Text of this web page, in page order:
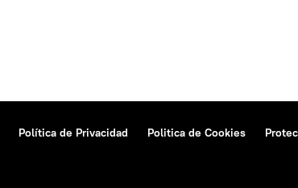
Política de Privacidad Politica de Cookies